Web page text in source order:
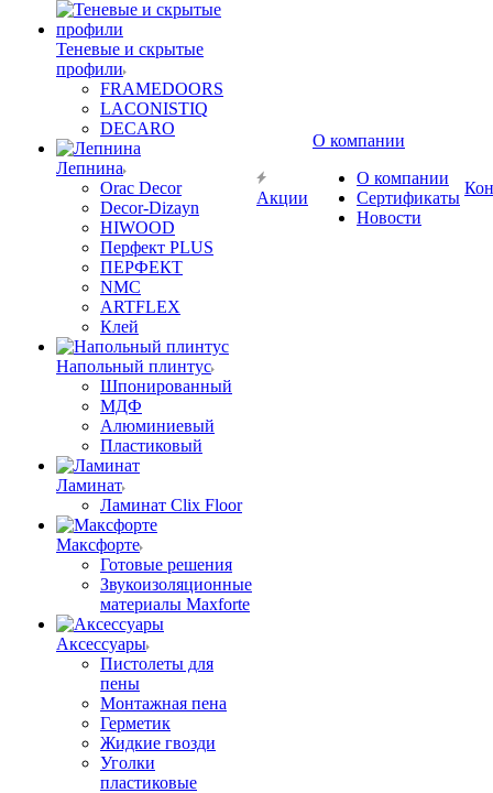
Теневые и скрытые
профили
FRAMEDOORS
LACONISTIQ
DECARO
Лепнина
Orac Decor
Decor-Dizayn
HIWOOD
Перфект PLUS
ПЕРФЕКТ
NMC
ARTFLEX
Клей
Напольный плинтус
Шпонированный
МДФ
Алюминиевый
Пластиковый
Ламинат
Ламинат Clix Floor
Максфорте
Готовые решения
Звукоизоляционные
материалы Maxforte
Аксессуары
Пистолеты для
пены
Монтажная пена
Герметик
Жидкие гвозди
Уголки
пластиковые
Акции
О компании
О компании
Сертификаты
Новости